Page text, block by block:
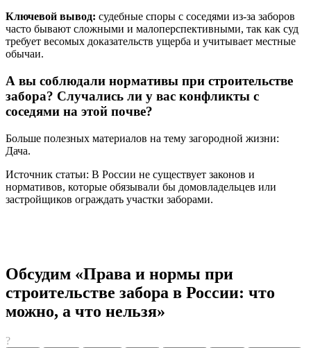
Ключевой вывод: судебные споры с соседями из-за заборов
часто бывают сложными и малоперспективными, так как суд
требует весомых доказательств ущерба и учитывает местные
обычаи.
А вы соблюдали нормативы при строительстве
забора? Случались ли у вас конфликты с
соседями на этой почве?
Больше полезных материалов на тему загородной жизни:
Дача.
Источник статьи: В России не существует законов и
нормативов, которые обязывали бы домовладельцев или
застройщиков ограждать участки заборами.
Обсудим «Права и нормы при
строительстве забора в России: что
можно, а что нельзя»
?